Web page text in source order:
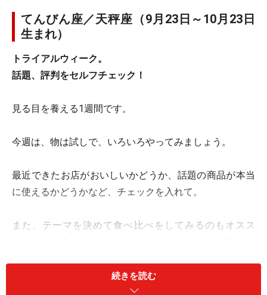
てんびん座／天秤座（9月23日～10月23日
生まれ）
トライアルウィーク。
話題、評判をセルフチェック！
見る目を養える1週間です。
今週は、物は試しで、いろいろやってみましょう。
最近できたお店がおいしいかどうか、話題の商品が本当
に使えるかどうかなど、チェックを入れて。
また、テーマを決めて食べ比べをしてみるのもオスス
と満足度の関係にも、自分なりの意見を持てるようにな
続きを読む